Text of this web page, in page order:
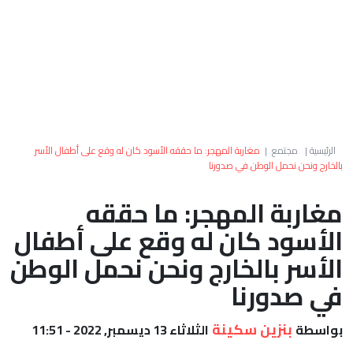
العالم
الصحراء
الرئيسية| مجتمع | مغاربة المهجر: ما حققه الأسود كان له وقع على أطفال الأسر
بالخارج ونحن نحمل الوطن في صدورنا
مغاربة المهجر: ما حققه
الأسود كان له وقع على أطفال
الأسر بالخارج ونحن نحمل الوطن
في صدورنا
بواسطة بنزين سكينة الثلاثاء 13 ديسمبر, 2022 - 11:51